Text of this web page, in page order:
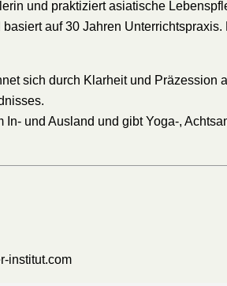
und praktiziert asiatische
auf 30 Jahren
sich durch Klarheit und Präzession
und Ausland und gibt Yoga-,
institut.com